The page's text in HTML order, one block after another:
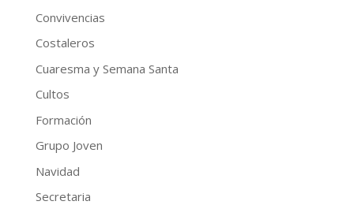
Convivencias
Costaleros
Cuaresma y Semana Santa
Cultos
Formación
Grupo Joven
Navidad
Secretaria